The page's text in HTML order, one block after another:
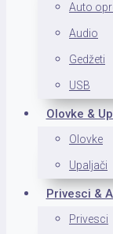
Auto
Audio
Gedžeti
USB
Olovke &
Olovke
Upaljači
Privesci &
Privesci